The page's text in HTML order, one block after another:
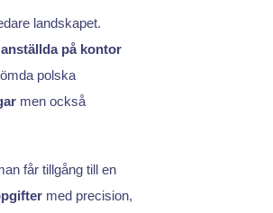
landskapet.
på kontor
polska
men också
får tillgång till en
med precision,